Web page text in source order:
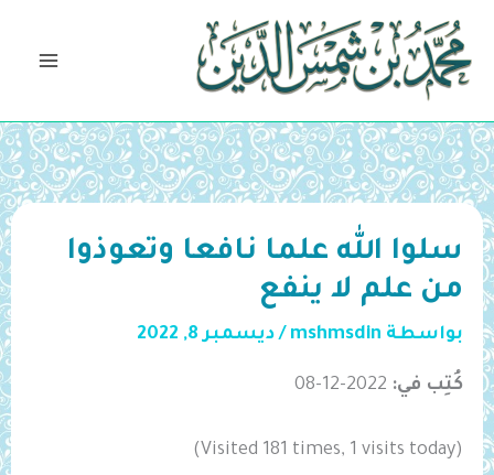
تخطي
المحتوى
سلوا الله علما نافعا وتعوذوا
من علم لا ينفع
بواسطة mshmsdin
/ديسمبر 8, 2022
كُتِب في: 2022-12-08
(Visited 181 times, 1 visits today)